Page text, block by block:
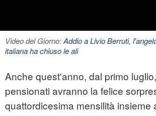
Video del Giorno:Addio a Livio Berruti,
italiana ha chiuso le ali
Anche quest'anno, dal primo
pensionati avranno la felice
quattordicesima mensilità insieme